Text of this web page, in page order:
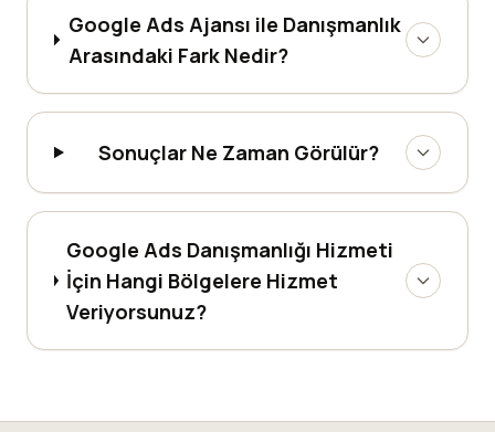
Google Ads Ajansı ile Danışmanlık
Arasındaki Fark Nedir?
Sonuçlar Ne Zaman Görülür?
Google Ads Danışmanlığı Hizmeti
İçin Hangi Bölgelere Hizmet
Veriyorsunuz?